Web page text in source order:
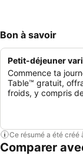
Bon à savoir
Petit-déjeuner
Commence ta
Table™ gratuit,
froids, y compris
Ce résumé a été créé
Comparer